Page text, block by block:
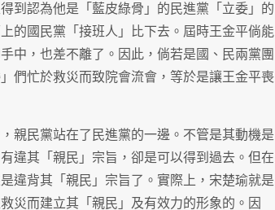
到認為他是「藍皮綠骨」的民進黨「立委」的
的國民黨「接班人」比下去。屆時王金平倘能
中，也差不離了。因此，倘若是國、民兩黨團
們忙於救災而致院會流會，等於是讓王金平喪
親民黨站在了民進黨的一邊。不管是其動機是
違其「親民」宗旨，卻是可以得到過去。但在
違背其「親民」宗旨了。實際上，宋楚瑜就是
災而建立其「親民」及有效力的形象的。因